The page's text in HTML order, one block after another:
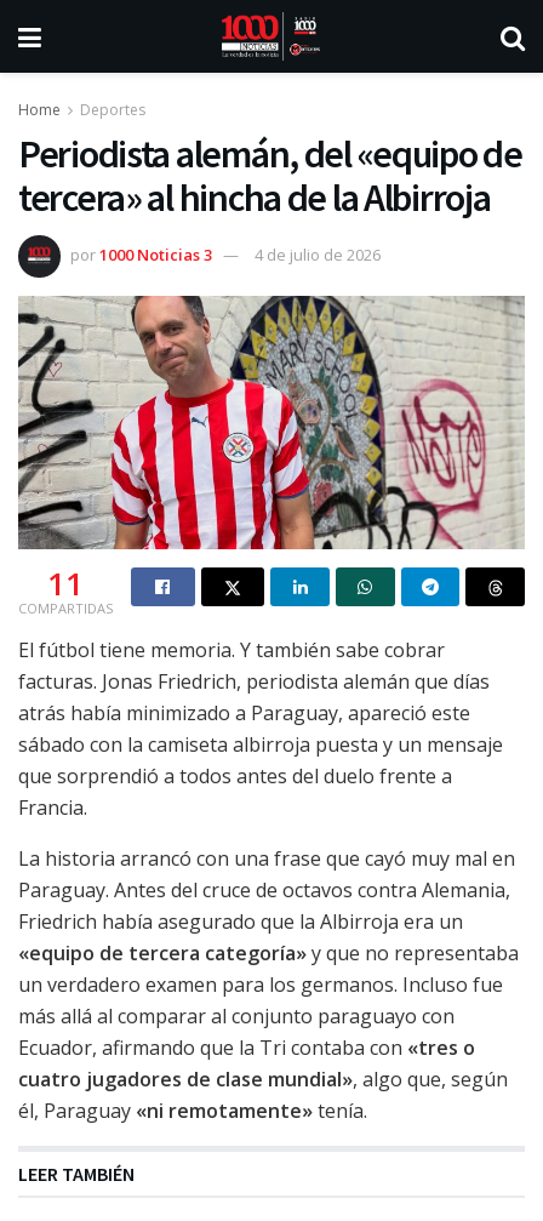
Home Deportes
Periodista alemán, del «equipo de
tercera» al hincha de la Albirroja
por1000 Noticias 3 4 de julio de 2026
11
COMPARTIDAS
El fútbol tiene memoria. Y también sabe cobrar
facturas. Jonas Friedrich, periodista alemán que días
atrás había minimizado a Paraguay, apareció este
sábado con la camiseta albirroja puesta y un mensaje
que sorprendió a todos antes del duelo frente a
Francia.
La historia arrancó con una frase que cayó muy mal en
Paraguay. Antes del cruce de octavos contra Alemania,
Friedrich había asegurado que la Albirroja era un
«equipo de tercera categoría»y que no representaba
un verdadero examen para los germanos. Incluso fue
más allá al comparar al conjunto paraguayo con
Ecuador, afirmando que la Tri contaba con «tres o
cuatro jugadores de clase mundial», algo que, según
él, Paraguay «ni remotamente»tenía.
LEER TAMBIÉN